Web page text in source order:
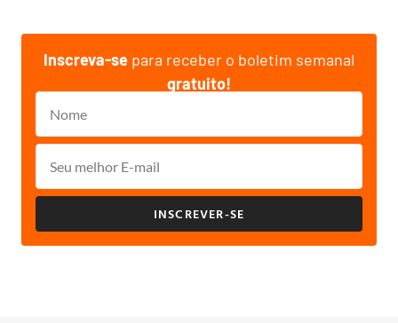
Inscreva-se para receber o boletim semanal
gratuito!
INSCREVER-SE